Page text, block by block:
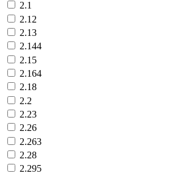
2.1
2.12
2.13
2.144
2.15
2.164
2.18
2.2
2.23
2.26
2.263
2.28
2.295